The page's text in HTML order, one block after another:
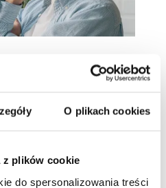
O plikach cookies
z plików cookie
do spersonalizowania treści
myślenia
myślenia strategicznego
pozwala odpocząć
do działania, skoro
myśleć w roli